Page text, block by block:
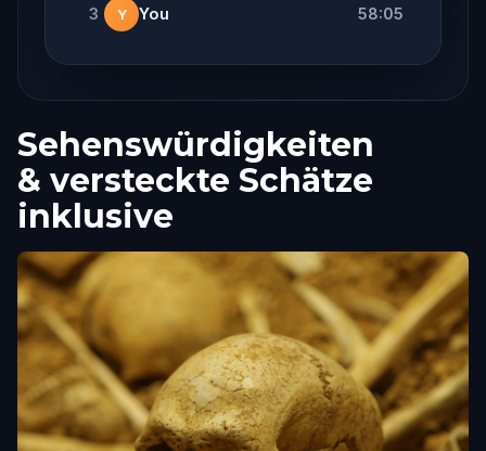
3 Y You 58:05
Sehenswürdigkeiten
& versteckte Schätze
inklusive